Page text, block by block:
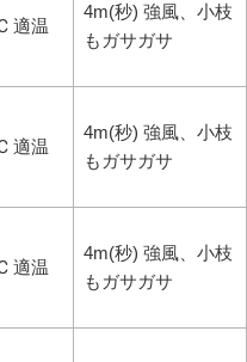
適温
4m(秒) 強風、小枝
もガサガサ
適温
4m(秒) 強風、小枝
もガサガサ
適温
4m(秒) 強風、小枝
もガサガサ